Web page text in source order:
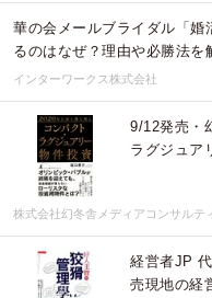
華の会メールブライダル「婚
るのはなぜ？理由や必勝法を
インターワークス株式会社
9/12発売・
ラグジュア
株式会社幻冬舎メディアコンサルテ
経営者JP
売現地の経